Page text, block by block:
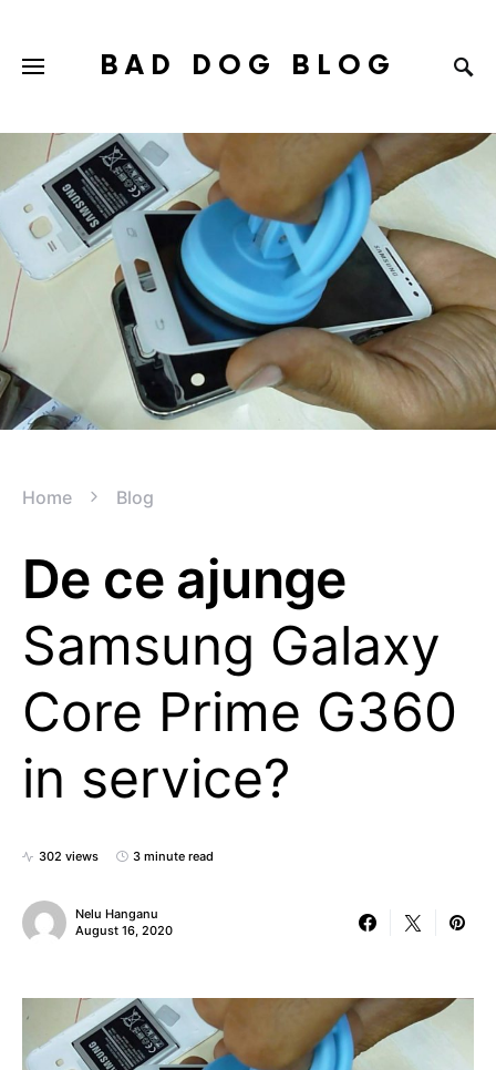
BAD DOG BLOG
Home Blog
De ce ajunge
Samsung Galaxy
Core Prime G360
in service?
302 views 3 minute read
Nelu Hanganu
August 16, 2020